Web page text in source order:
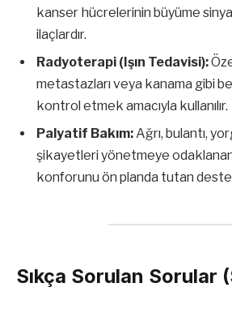
kanser hücrelerinin büyüme
ilaçlardır.
Radyoterapi (Işın Tedavisi):
metastazları veya kanama gibi
kontrol etmek amacıyla kullanılır.
Palyatif Bakım: Ağrı, bulantı,
şikayetleri yönetmeye
konforunu ön planda tutan
Sıkça Sorulan Sorular